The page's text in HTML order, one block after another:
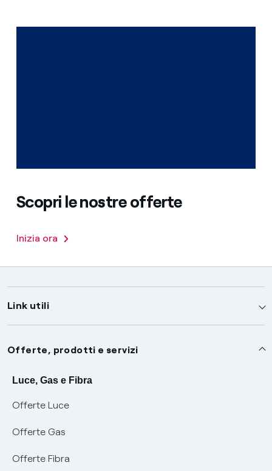
Scopri le nostre offerte
Inizia ora
Link utili
Assistenza
Avvisi
SOS luce e gas
Conciliazioni e risoluzione delle controversie
Negoziazione paritetica
Servizi
Offerte, prodotti e servizi
Luce, Gas e Fibra
Offerte Luce
Offerte Gas
Offerte Fibra